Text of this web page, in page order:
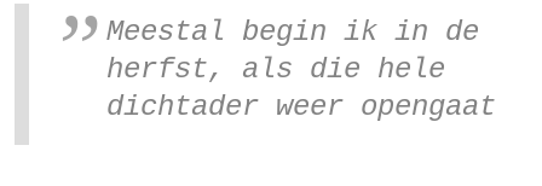
Meestal begin ik in de
herfst, als die hele
dichtader weer opengaat